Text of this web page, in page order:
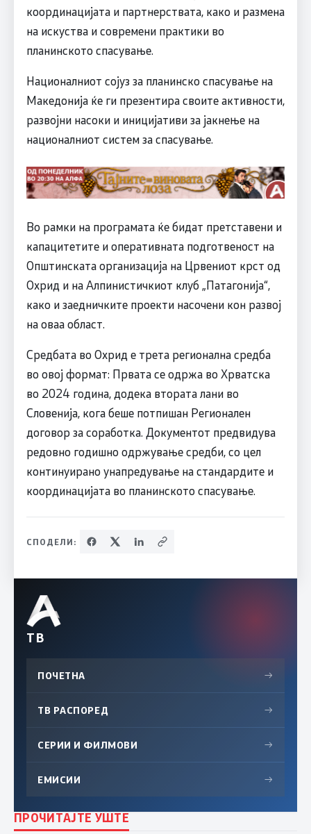
координацијата и партнерствата, како и размена
на искуства и современи практики во
планинското спасување.
Националниот сојуз за планинско спасување на
Македонија ќе ги презентира своите активности,
развојни насоки и иницијативи за јакнење на
националниот систем за спасување.
Во рамки на програмата ќе бидат претставени и
капацитетите и оперативната подготвеност на
Општинската организација на Црвениот крст од
Охрид и на Алпинистичкиот клуб „Патагонија“,
како и заедничките проекти насочени кон развој
на оваа област.
Средбата во Охрид е трета регионална средба
во овој формат: Првата се одржа во Хрватска
во 2024 година, додека втората лани во
Словенија, кога беше потпишан Регионален
договор за соработка. Документот предвидува
редовно годишно одржување средби, со цел
континуирано унапредување на стандардите и
координацијата во планинското спасување.
СПОДЕЛИ:
ТВ
ПОЧЕТНА →
ТВ РАСПОРЕД →
СЕРИИ И ФИЛМОВИ →
ЕМИСИИ →
ПРОЧИТАЈТЕ УШТЕ